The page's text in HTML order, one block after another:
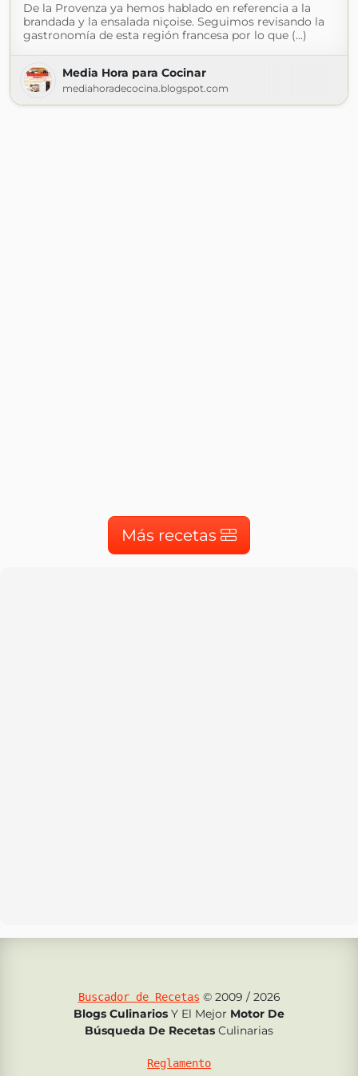
De la Provenza ya hemos hablado en referencia a la
brandada y la ensalada niçoise. Seguimos revisando la
gastronomía de esta región francesa por lo que (...)
Media Hora para Cocinar
mediahoradecocina.blogspot.com
Más recetas
Buscador de Recetas © 2009 / 2026
Blogs Culinarios Y El Mejor Motor De
Búsqueda De Recetas Culinarias
Reglamento